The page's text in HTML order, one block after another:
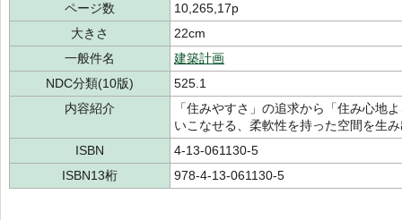
ページ数
10,265,17p
大きさ
22cm
一般件名
建築計画
NDC分類(10版)
525.1
内容紹介
「住みやすさ」の追求から「住み心地
いこなせる、柔軟性を持った空間を生
ISBN
4-13-061130-5
ISBN13桁
978-4-13-061130-5